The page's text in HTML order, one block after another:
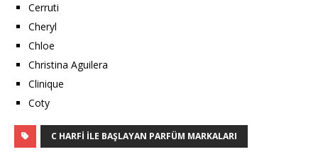
Cerruti
Cheryl
Chloe
Christina Aguilera
Clinique
Coty
C HARFI İLE BAŞLAYAN PARFÜM MARKALARI